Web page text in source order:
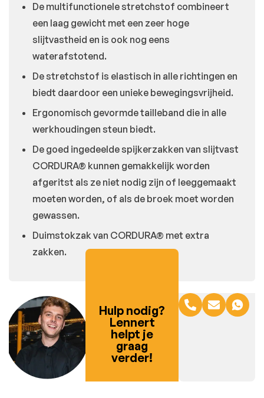
De multifunctionele stretchstof combineert
een laag gewicht met een zeer hoge
slijtvastheid en is ook nog eens
waterafstotend.
De stretchstof is elastisch in alle richtingen en
biedt daardoor een unieke bewegingsvrijheid.
Ergonomisch gevormde tailleband die in alle
werkhoudingen steun biedt.
De goed ingedeelde spijkerzakken van slijtvast
CORDURA® kunnen gemakkelijk worden
afgeritst als ze niet nodig zijn of leeggemaakt
moeten worden, of als de broek moet worden
gewassen.
Duimstokzak van CORDURA® met extra
zakken.
Hulp nodig?
Lennert
helpt je
graag
verder!